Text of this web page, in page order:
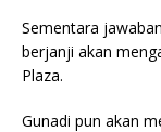
Sementara
berjanji akan
Plaza.
Gunadi pun akan